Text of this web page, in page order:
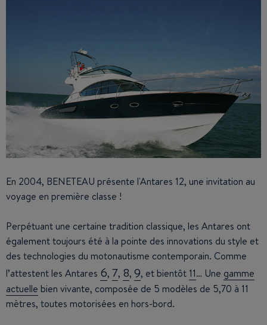
En 2004, BENETEAU présente l'Antares 12, une invitation au
voyage en première classe !
Perpétuant une certaine tradition classique, les Antares ont
également toujours été à la pointe des innovations du style et
des technologies du motonautisme contemporain. Comme
l’attestent les Antares 6, 7, 8, 9, et bientôt 11… Une gamme
actuelle bien vivante, composée de 5 modèles de 5,70 à 11
mètres, toutes motorisées en hors-bord.